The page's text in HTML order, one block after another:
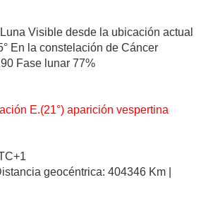
Visible desde la ubicación actual
En la constelación de Cáncer
Fase lunar 77%
E.(21°) aparición vespertina
geocéntrica: 404346 Km |